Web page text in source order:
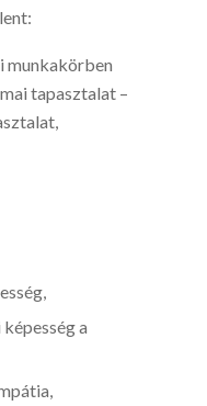
munkakörben
tapasztalat –
a